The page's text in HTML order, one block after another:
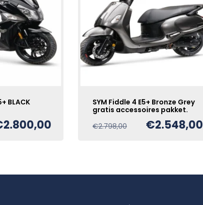
BLACK
2.800,00
SYM Fiddle 4 E5+ Bronze Grey
gratis accessoires pakket.
€2.798,00
Oorspronkelijke
€2.548,00
Huidige